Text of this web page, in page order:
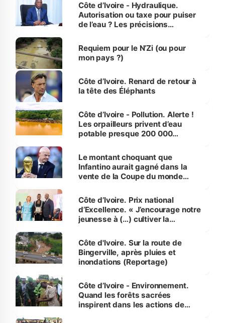
Côte d’Ivoire - Hydraulique.
Autorisation ou taxe pour puiser
de l’eau ? Les précisions
Requiem pour le N’Zi (ou pour
mon pays ?)
Côte d’Ivoire. Renard de retour à
la tête des Éléphants
Côte d’Ivoire - Pollution. Alerte !
Les orpailleurs privent d’eau
potable presque 200 000
Le montant choquant que
Infantino aurait gagné dans la
vente de la Coupe du monde
Côte d’Ivoire. Prix national
d’Excellence. « J’encourage notre
jeunesse à (…) cultiver la
(Alassane Ouattara
Côte d'Ivoire. Sur la route de
Bingerville, après pluies et
inondations (Reportage)
Côte d’Ivoire - Environnement.
Quand les forêts sacrées
inspirent dans les actions de